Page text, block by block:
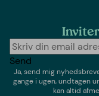
Send
Ja, send mig
gange i ugen,undtagen
kan altid